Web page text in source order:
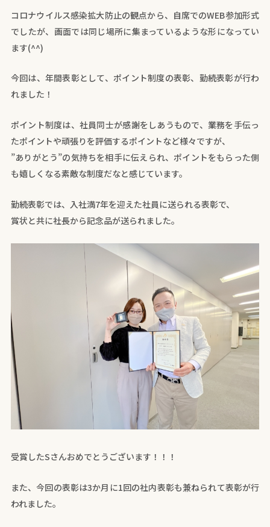
コロナウイルス感染拡大防止の観点から、自席でのWEB参加形式
でしたが、画面では同じ場所に集まっているような形になってい
ます(^^)
今回は、年間表彰として、ポイント制度の表彰、勤続表彰が行わ
れました！
ポイント制度は、社員同士が感謝をしあうもので、業務を手伝っ
たポイントや頑張りを評価するポイントなど様々ですが、
”ありがとう”の気持ちを相手に伝えられ、ポイントをもらった側
も嬉しくなる素敵な制度だなと感じています。
勤続表彰では、入社満7年を迎えた社員に送られる表彰で、
賞状と共に社長から記念品が送られました。
受賞したSさんおめでとうございます！！！
また、今回の表彰は3か月に1回の社内表彰も兼ねられて表彰が行
われました。